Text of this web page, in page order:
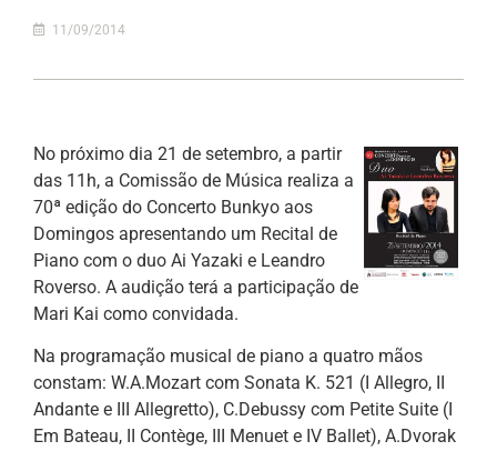
11/09/2014
No próximo dia 21 de setembro, a partir
das 11h, a Comissão de Música realiza a
70ª edição do Concerto Bunkyo aos
Domingos apresentando um Recital de
Piano com o duo Ai Yazaki e Leandro
Roverso. A audição terá a participação de
Mari Kai como convidada.
Na programação musical de piano a quatro mãos
constam: W.A.Mozart com Sonata K. 521 (I Allegro, II
Andante e III Allegretto), C.Debussy com Petite Suite (I
Em Bateau, II Contège, III Menuet e IV Ballet), A.Dvorak